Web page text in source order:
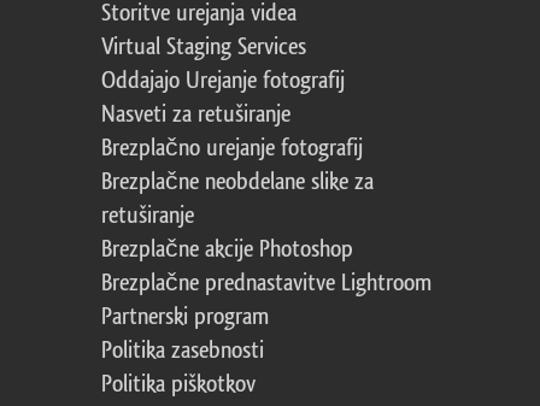
Storitve urejanja videa
Virtual Staging Services
Oddajajo Urejanje fotografij
Nasveti za retuširanje
Brezplačno urejanje fotografij
Brezplačne neobdelane slike za
retuširanje
Brezplačne akcije Photoshop
Brezplačne prednastavitve Lightroom
Partnerski program
Politika zasebnosti
Politika piškotkov